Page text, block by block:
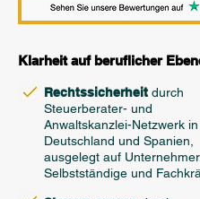
Klarheit auf beruflicher
Rechtssicherheit durch
Steuerberater- und
Anwaltskanzlei-Netzwerk in
Deutschland und Spanien,
ausgelegt auf Unternehmer,
Selbstständige und